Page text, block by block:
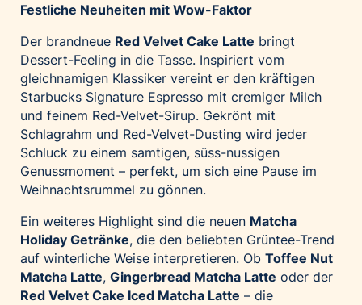
Festliche Neuheiten mit Wow-Faktor
Der brandneue Red Velvet Cake Latte bringt
Dessert-Feeling in die Tasse. Inspiriert vom
gleichnamigen Klassiker vereint er den kräftigen
Starbucks Signature Espresso mit cremiger Milch
und feinem Red-Velvet-Sirup. Gekrönt mit
Schlagrahm und Red-Velvet-Dusting wird jeder
Schluck zu einem samtigen, süss-nussigen
Genussmoment – perfekt, um sich eine Pause im
Weihnachtsrummel zu gönnen.
Ein weiteres Highlight sind die neuen Matcha
Holiday Getränke, die den beliebten Grüntee-Trend
auf winterliche Weise interpretieren. Ob Toffee Nut
Matcha Latte, Gingerbread Matcha Latte oder der
Red Velvet Cake Iced Matcha Latte – die